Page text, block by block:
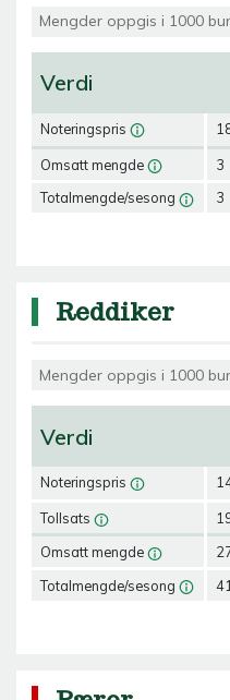
Mengder oppgis i 1000
Verdi
Noteringspris
Omsatt mengde
Totalmengde/sesong
3
3
Reddiker
Mengder oppgis i 1000
Verdi
Noteringspris
Tollsats
Omsatt mengde
Totalmengde/sesong
41